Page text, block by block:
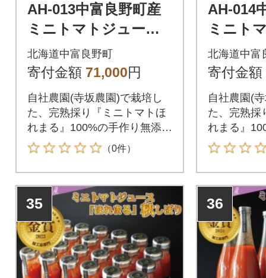
AH-013中富良野町産
ミニトマトジュース
『ほれまる』夏しぼ
り24本セット(メロン
北海道中富良野町
寄付金額 71,000円
自社農園(寺坂農園)で栽培し
た、完熟採り『ミニトマトほ
れまる』100%の手作り無添加
ジュースです。
（0件）
AH-014
ミニト
『ほれ
り12本
北海道中富
寄付金額
自社農園(
た、完熟採
れまる』
ジュースで
35 36